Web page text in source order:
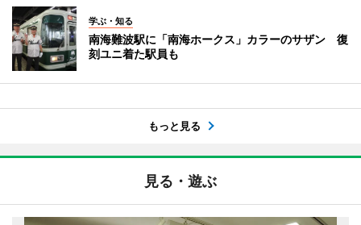
学ぶ・知る
南海難波駅に「南海ホークス」カラーのサザン 復
刻ユニ着た駅員も
もっと見る
見る・遊ぶ